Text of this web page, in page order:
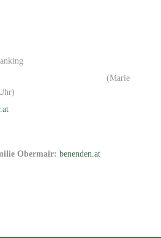
2324234
(Marie
Obermair: benenden.at